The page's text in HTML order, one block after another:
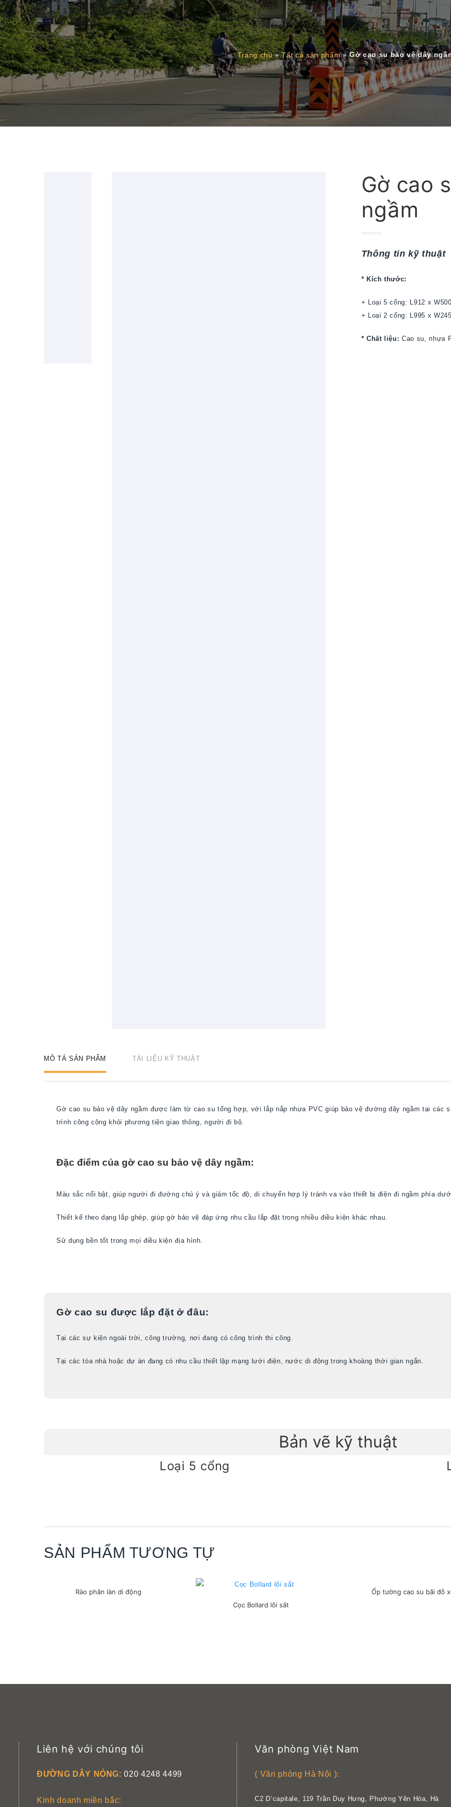
Trang chủ»Tất cả sản phẩm»Gờ cao su bảo vệ dây
Gờ cao
ngầm
Thông tin kỹ thuật
* Kích thước:
+ Loại 5 cổng: L912 x
+ Loại 2 cổng: L995 x
* Chất liệu: Cao su, nhựa
MÔ TẢ SẢN PHẨM TÀI LIỆU KỸ THUẬT
Gờ cao su bảo vệ dây ngầm được làm từ cao su tổng hợp, với lắp nắp nhựa PVC giúp bảo vệ đường dây ngầm tại các
trình công cộng khỏi phương tiện giao thông, người đi bộ.
Đặc điểm của gờ cao su bảo vệ dây ngầm:
Màu sắc nổi bật, giúp người đi đường chú ý và giảm tốc độ, di chuyển hợp lý tránh va vào thiết bị điện đi ngầm phía
Thiết kế theo dạng lắp ghép, giúp gờ bảo vệ đáp ứng nhu cầu lắp đặt trong nhiều điều kiện khác nhau.
Sử dụng bền tốt trong mọi điều kiện địa hình.
Gờ cao su được lắp đặt ở đâu:
Tại các sự kiện ngoài trời, công trường, nơi đang có công trình thi công.
Tại các tòa nhà hoặc dự án đang có nhu cầu thiết lập mạng lưới điện, nước di động trong khoảng thời gian ngắn.
Bản vẽ kỹ thuật
Loại 5 cổng
SẢN PHẨM TƯƠNG TỰ
Rào phân làn di động
Cọc Bollard lõi sắt
Ốp tường cao su bãi đỗ
Liên hệ với chúng tôi
ĐƯỜNG DÂY NÓNG: 020 4248 4499
Kinh doanh miền bắc:
Văn phòng Việt Nam
( Văn phòng Hà Nội ):
C2 D’capitale, 119 Trần Duy Hưng, Phường Yên Hòa, Hà